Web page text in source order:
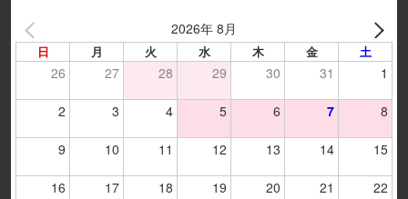
2026年 8月
日 月 火 水 木 金 土
26 27 28 29 30 31 1
2 3 4 5 6 7 8
9 10 11 12 13 14 15
16 17 18 19 20 21 22